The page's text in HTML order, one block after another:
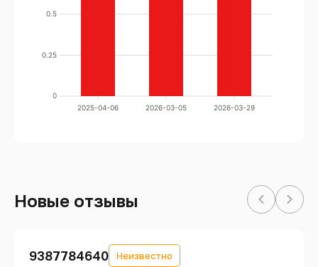
0
0.25
0.5
2025-04-06 2026-03-05 2026-03-29
Новые отзывы
9387784640 Неизвестно